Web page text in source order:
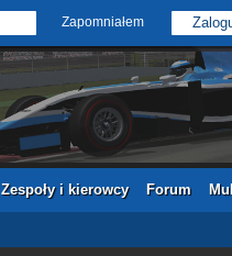
Zapomniałem
Zespoły i kierowcy Forum